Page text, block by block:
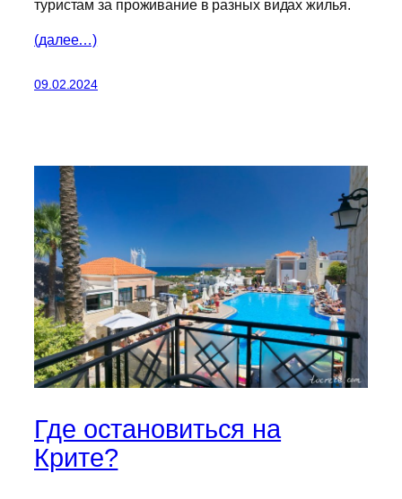
туристам за проживание в разных видах жилья.
(далее…)
09.02.2024
Где остановиться на
Крите?